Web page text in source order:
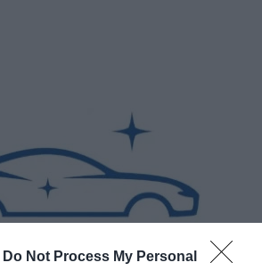
Do Not Process My Personal